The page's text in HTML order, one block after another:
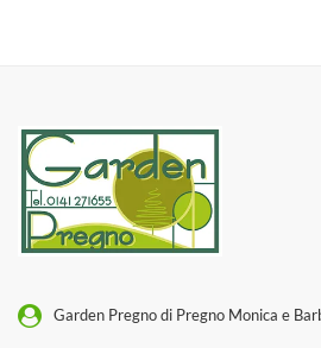
Garden Pregno di Pregno Monica e